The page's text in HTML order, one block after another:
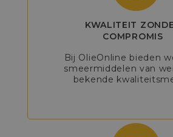
KWALITEIT
COMPROMIS
Bij OlieOnline bieden
smeermiddelen van
bekende